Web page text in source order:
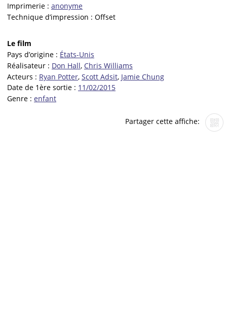
Imprimerie : anonyme
Technique d’impression : Offset
Le film
Pays d’origine : États-Unis
Réalisateur : Don Hall, Chris Williams
Acteurs : Ryan Potter, Scott Adsit, Jamie Chung
Date de 1ère sortie : 11/02/2015
Genre : enfant
Partager cette affiche: